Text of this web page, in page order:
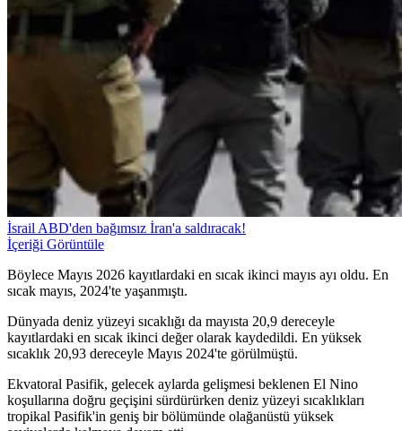
İsrail ABD'den bağımsız İran'a saldıracak!
İçeriği Görüntüle
Böylece Mayıs 2026 kayıtlardaki en sıcak ikinci mayıs ayı oldu. En
sıcak mayıs, 2024'te yaşanmıştı.
Dünyada deniz yüzeyi sıcaklığı da mayısta 20,9 dereceyle
kayıtlardaki en sıcak ikinci değer olarak kaydedildi. En yüksek
sıcaklık 20,93 dereceyle Mayıs 2024'te görülmüştü.
Ekvatoral Pasifik, gelecek aylarda gelişmesi beklenen El Nino
koşullarına doğru geçişini sürdürürken deniz yüzeyi sıcaklıkları
tropikal Pasifik'in geniş bir bölümünde olağanüstü yüksek